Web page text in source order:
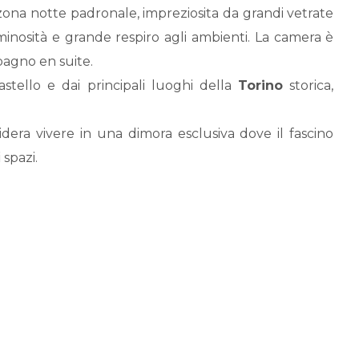
notte padronale, impreziosita da grandi vetrate
e grande respiro agli ambienti. La camera è
en suite.
e dai principali luoghi della Torino storica,
vivere in una dimora esclusiva dove il fascino